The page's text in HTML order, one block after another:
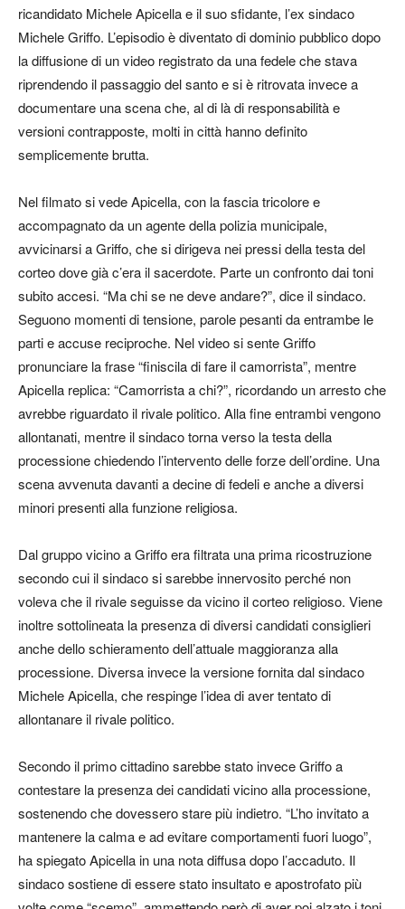
ricandidato Michele Apicella e il suo sfidante, l’ex sindaco
Michele Griffo. L’episodio è diventato di dominio pubblico dopo
la diffusione di un video registrato da una fedele che stava
riprendendo il passaggio del santo e si è ritrovata invece a
documentare una scena che, al di là di responsabilità e
versioni contrapposte, molti in città hanno definito
semplicemente brutta.
Nel filmato si vede Apicella, con la fascia tricolore e
accompagnato da un agente della polizia municipale,
avvicinarsi a Griffo, che si dirigeva nei pressi della testa del
corteo dove già c’era il sacerdote. Parte un confronto dai toni
subito accesi. “Ma chi se ne deve andare?”, dice il sindaco.
Seguono momenti di tensione, parole pesanti da entrambe le
parti e accuse reciproche. Nel video si sente Griffo
pronunciare la frase “finiscila di fare il camorrista”, mentre
Apicella replica: “Camorrista a chi?”, ricordando un arresto che
avrebbe riguardato il rivale politico. Alla fine entrambi vengono
allontanati, mentre il sindaco torna verso la testa della
processione chiedendo l’intervento delle forze dell’ordine. Una
scena avvenuta davanti a decine di fedeli e anche a diversi
minori presenti alla funzione religiosa.
Dal gruppo vicino a Griffo era filtrata una prima ricostruzione
secondo cui il sindaco si sarebbe innervosito perché non
voleva che il rivale seguisse da vicino il corteo religioso. Viene
inoltre sottolineata la presenza di diversi candidati consiglieri
anche dello schieramento dell’attuale maggioranza alla
processione. Diversa invece la versione fornita dal sindaco
Michele Apicella, che respinge l’idea di aver tentato di
allontanare il rivale politico.
Secondo il primo cittadino sarebbe stato invece Griffo a
contestare la presenza dei candidati vicino alla processione,
sostenendo che dovessero stare più indietro. “L’ho invitato a
mantenere la calma e ad evitare comportamenti fuori luogo”,
ha spiegato Apicella in una nota diffusa dopo l’accaduto. Il
sindaco sostiene di essere stato insultato e apostrofato più